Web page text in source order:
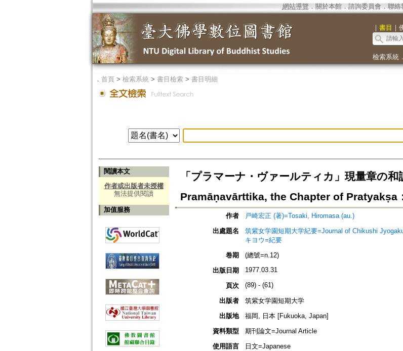
網站導覽 ． 關於本館． 諮詢委員會． 聯絡
｜ 書目 ｜
檢索系統．
． 首頁> 檢索系統> 書目檢索> 書目明細
閱讀本文
作者或出版者未授權
無法提供閱讀
加值服務
「プラマーナ・ヴァールティカ」現量章の
Pramāṇavārttika, the Chapter of Pratyakṣa
作者
戸崎宏正 (著)=Tosaki, Hiromasa (au.)
出處題名
筑紫女学園短期大学紀要=Journal of Chikushi
キヨウ=紀要
卷期
(總號=n.12)
出版日期
1977.03.31
頁次 (89) - (61)
出版者
筑紫女学園短期大学
出版地
福岡, 日本 [Fukuoka, Japan]
資料類型
期刊論文=Journal Article
使用語言
日文=Japanese